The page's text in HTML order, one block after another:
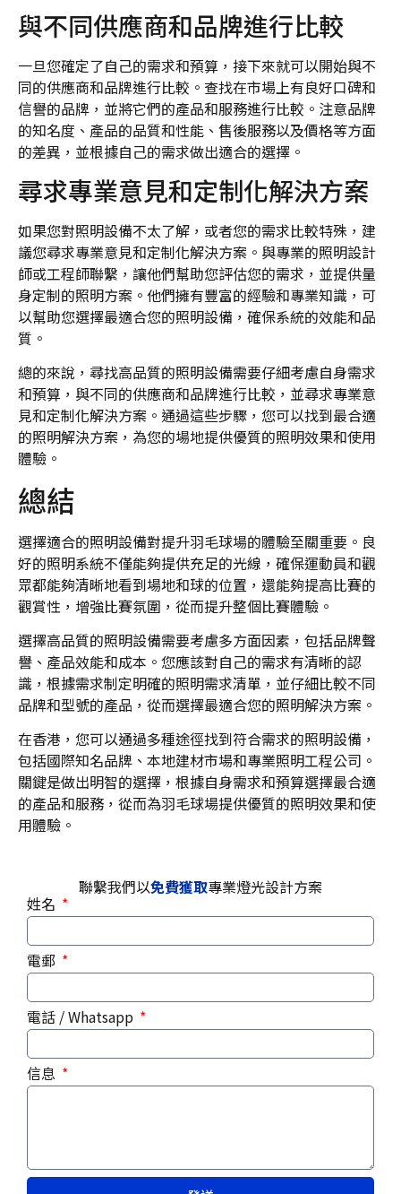
聯繫我們以免費獲取專業燈光設計方案
姓名
電郵
電話 / Whatsapp
信息
與不同供應商和品牌進行比較
一旦您確定了自己的需求和預算，接下來就可以開始與不
同的供應商和品牌進行比較。查找在市場上有良好口碑和
信譽的品牌，並將它們的產品和服務進行比較。注意品牌
的知名度、產品的品質和性能、售後服務以及價格等方面
的差異，並根據自己的需求做出適合的選擇。
尋求專業意見和定制化解決方案
如果您對照明設備不太了解，或者您的需求比較特殊，建
議您尋求專業意見和定制化解決方案。與專業的照明設計
師或工程師聯繫，讓他們幫助您評估您的需求，並提供量
身定制的照明方案。他們擁有豐富的經驗和專業知識，可
以幫助您選擇最適合您的照明設備，確保系統的效能和品
質。
總的來說，尋找高品質的照明設備需要仔細考慮自身需求
和預算，與不同的供應商和品牌進行比較，並尋求專業意
見和定制化解決方案。通過這些步驟，您可以找到最合適
的照明解決方案，為您的場地提供優質的照明效果和使用
體驗。
總結
選擇適合的照明設備對提升羽毛球場的體驗至關重要。良
好的照明系統不僅能夠提供充足的光線，確保運動員和觀
眾都能夠清晰地看到場地和球的位置，還能夠提高比賽的
觀賞性，增強比賽氛圍，從而提升整個比賽體驗。
選擇高品質的照明設備需要考慮多方面因素，包括品牌聲
譽、產品效能和成本。您應該對自己的需求有清晰的認
識，根據需求制定明確的照明需求清單，並仔細比較不同
品牌和型號的產品，從而選擇最適合您的照明解決方案。
在香港，您可以通過多種途徑找到符合需求的照明設備，
包括國際知名品牌、本地建材市場和專業照明工程公司。
關鍵是做出明智的選擇，根據自身需求和預算選擇最合適
的產品和服務，從而為羽毛球場提供優質的照明效果和使
用體驗。